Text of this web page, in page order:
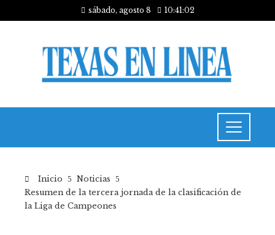
sábado, agosto 8 10:41:03
Inicio
Noticias
Resumen de la tercera jornada de la clasificación de
la Liga de Campeones